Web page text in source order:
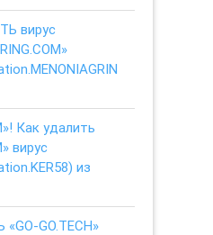
вирус
Как удалить
вирус
из
GO.TECH»